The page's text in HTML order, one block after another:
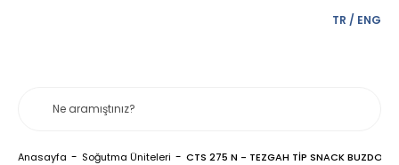
TR / ENG
Anasayfa Soğutma Üniteleri CTS 275 N - TEZGAH TİP SNACK